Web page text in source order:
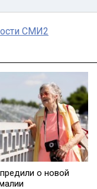
СМИ2
о новой